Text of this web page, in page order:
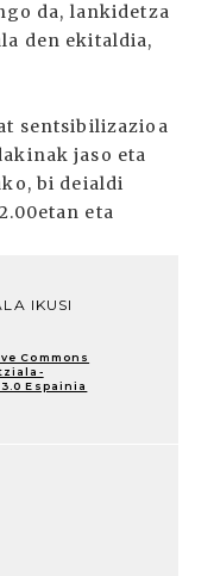
da, lankidetza
den ekitaldia,
sentsibilizazioa
jaso eta
bi deialdi
eta
IKUSI
Commons
Espainia